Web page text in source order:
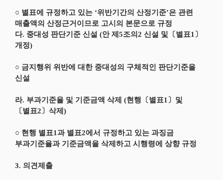
○ 별표에 규정하고 있는 ‘위반기간의 산정기준’은 관련
매출액의 산정근거이므로 고시의 본문으로 규정
다. 중대성 판단기준 신설 (안 제5조의2 신설 및〔별표1〕
개정)
○ 금지행위 위반에 대한 중대성의 구체적인 판단기준을
신설
라. 부과기준율 및 기준금액 삭제 (현행〔별표1〕및
〔별표2〕삭제)
○ 현행 별표1과 별표2에서 규정하고 있는 과징금
부과기준율과 기준금액을 삭제하고 시행령에 상향 규정
3. 의견제출